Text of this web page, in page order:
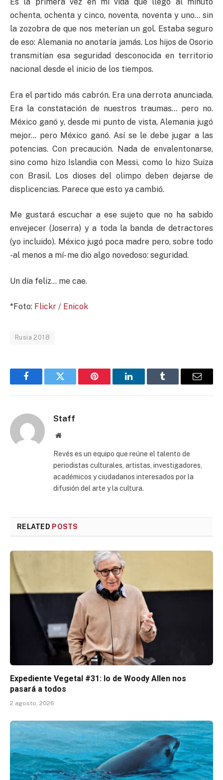
ochenta, ochenta y cinco, noventa, noventa y uno… sin
la zozobra de que nos meterían un gol. Estaba seguro
de eso: Alemania no anotaría jamás. Los hijos de Osorio
transmitían esa seguridad desconocida en territorio
nacional desde el inicio de los tiempos.
Era el partido más cabrón. Era una derrota anunciada.
Era la constatación de nuestros traumas… pero no.
México ganó y, desde mi punto de vista, Alemania jugó
mejor… pero México ganó. Así se le debe jugar a las
potencias. Con precaución. Nada de envalentonarse,
sino como hizo Islandia con Messi, como lo hizo Suiza
con Brasil. Los dioses del olimpo deben dejarse de
displicencias. Parece que esto ya cambió.
Me gustará escuchar a ese sujeto que no ha sabido
envejecer (Joserra) y a toda la banda de detractores
(yo incluido). México jugó poca madre pero, sobre todo
-al menos a mí- me dio algo novedoso: seguridad.
Un día feliz… me cae.
*Foto: Flickr / Enicok
Rusia 2018
FacebookTwitter Pinterest LinkedInTumblr Email
Staff
Website
Revés es un equipo que reúne el talento de
periodistas culturales, artistas, investigadores,
académicos y ciudadanos interesados por la
difusión del arte y la cultura.
RELATED POSTS
Expediente Vegetal #31: lo de Woody Allen nos
pasará a todos
2 agosto, 2026